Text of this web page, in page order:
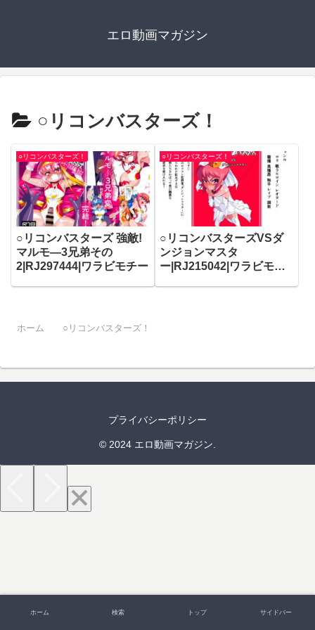
エロ動画マガジン
○リコンバスターズ！
○リコンバスターズ！
○リコンバスターズ 強敵!
マルモ―3兄弟その
2|RJ297444|ワラビモチー
○リコンバスターズ！
○リコンバスターズVSダ
ンジョンマスタ
ー|RJ215042|ワラビモチ
ホーム ○リコンバスターズ！
プライバシーポリシー
© 2024 エロ動画マガジン.
ホーム 検索 トップ サイドバー